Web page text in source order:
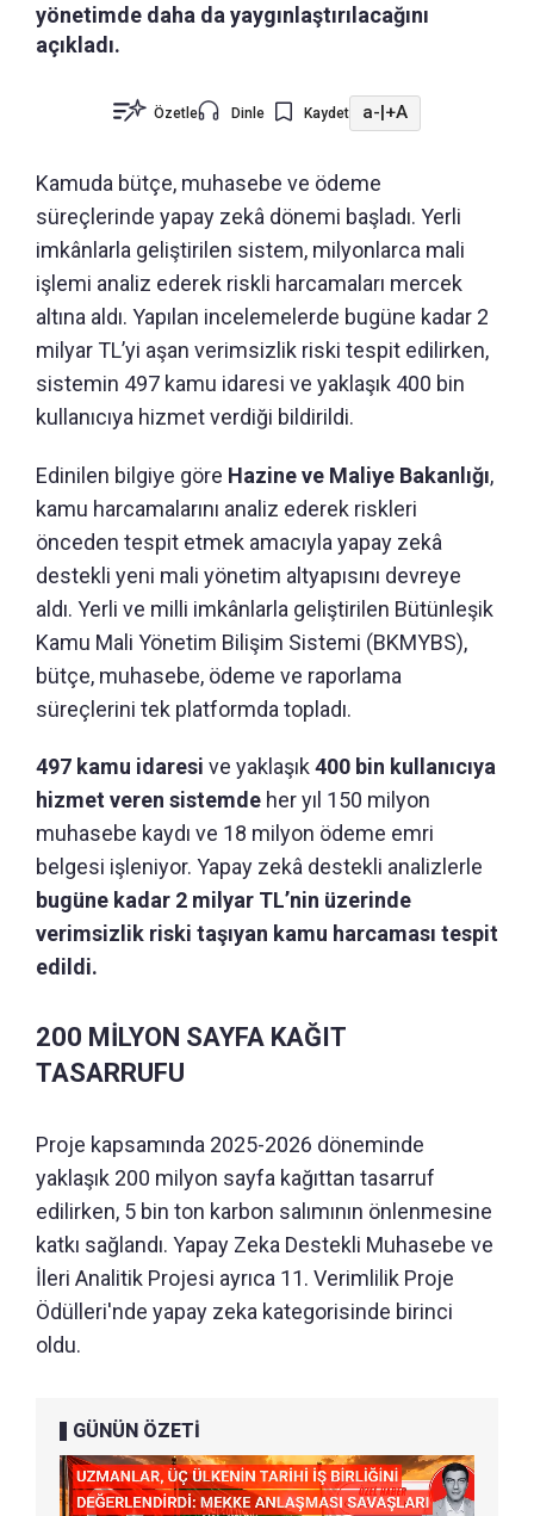
yönetimde daha da yaygınlaştırılacağını
açıkladı.
Özetle Dinle Kaydet a-|+A
Kamuda bütçe, muhasebe ve ödeme
süreçlerinde yapay zekâ dönemi başladı. Yerli
imkânlarla geliştirilen sistem, milyonlarca mali
işlemi analiz ederek riskli harcamaları mercek
altına aldı. Yapılan incelemelerde bugüne kadar 2
milyar TL’yi aşan verimsizlik riski tespit edilirken,
sistemin 497 kamu idaresi ve yaklaşık 400 bin
kullanıcıya hizmet verdiği bildirildi.
Edinilen bilgiye göre Hazine ve Maliye Bakanlığı,
kamu harcamalarını analiz ederek riskleri
önceden tespit etmek amacıyla yapay zekâ
destekli yeni mali yönetim altyapısını devreye
aldı. Yerli ve milli imkânlarla geliştirilen Bütünleşik
Kamu Mali Yönetim Bilişim Sistemi (BKMYBS),
bütçe, muhasebe, ödeme ve raporlama
süreçlerini tek platformda topladı.
497 kamu idaresi ve yaklaşık 400 bin kullanıcıya
hizmet veren sistemde her yıl 150 milyon
muhasebe kaydı ve 18 milyon ödeme emri
belgesi işleniyor. Yapay zekâ destekli analizlerle
bugüne kadar 2 milyar TL’nin üzerinde
verimsizlik riski taşıyan kamu harcaması tespit
edildi.
200 MİLYON SAYFA KAĞIT
TASARRUFU
Proje kapsamında 2025-2026 döneminde
yaklaşık 200 milyon sayfa kağıttan tasarruf
edilirken, 5 bin ton karbon salımının önlenmesine
katkı sağlandı. Yapay Zeka Destekli Muhasebe ve
İleri Analitik Projesi ayrıca 11. Verimlilik Proje
Ödülleri'nde yapay zeka kategorisinde birinci
oldu.
GÜNÜN ÖZETİ